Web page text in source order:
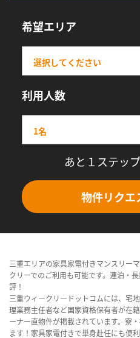
希望エリア
利用人数
あと１ステッ
物件リクエ
三重エリアの家具家電付きマンスリー
クリーでのご利用も可能です。連泊・
評！
三重ウィークリードットコムには、宅
理業務主任者など国家資格保有者が在
ーナー直物件が掲載されています。寮
ます！家具家電付きで単身赴任にも便利